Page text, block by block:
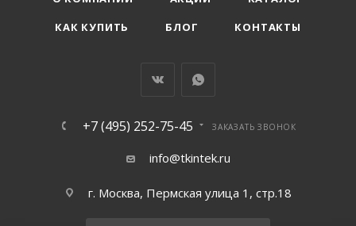
КАК КУПИТЬ
БЛОГ КОНТАКТЫ
+7 (495) 252-75-45 ЗАКАЗАТЬ ЗВОНОК
info@tkintek.ru
г. Москва, Пермская улица 1, стр.18